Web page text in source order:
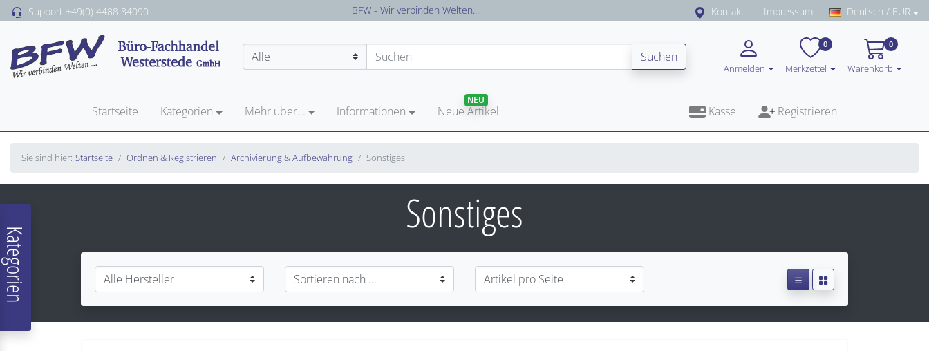
Support +49(0) 4488 84090 Versandkostenfreie Lieferung in Deutschland Kontakt Impressum Deutsch / EUR
Suchen
Anmelden Merkzettel
0
Warenkorb
0
Startseite Kategorien Mehr über... Informationen Neue Artikel
NEU
Kasse Registrieren
Sie sind hier: Startseite Ordnen & Registrieren Archivierung & Aufbewahrung Sonstiges
Sonstiges
Kategorien